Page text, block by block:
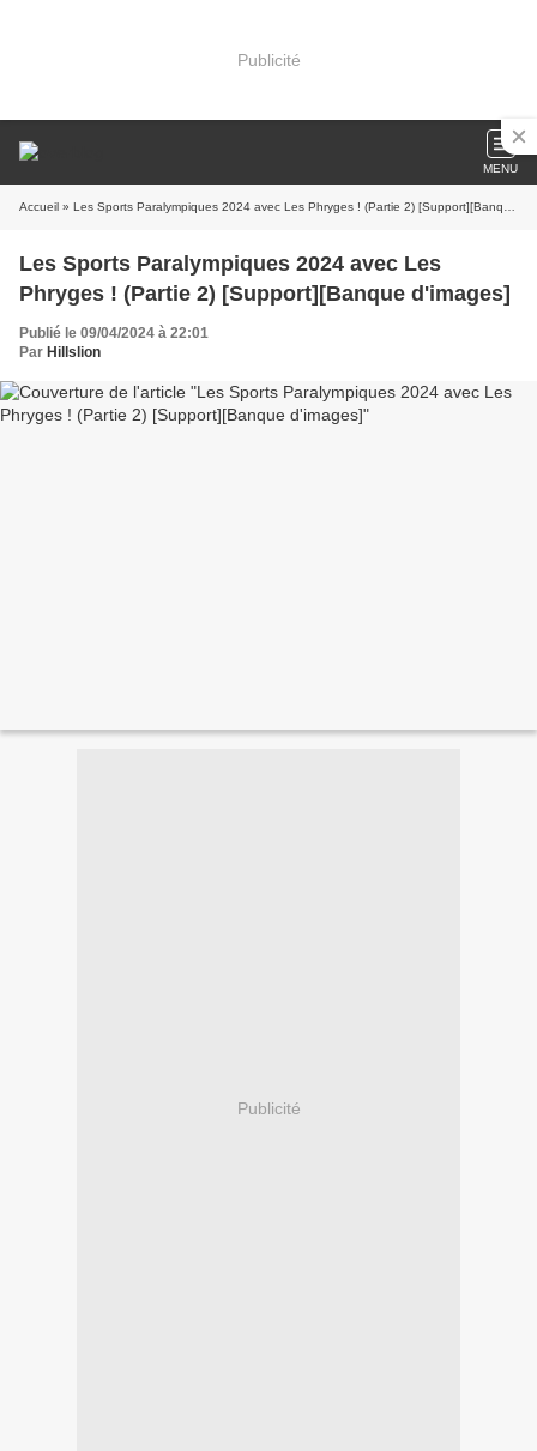
Publicité
MENU
Accueil » Les Sports Paralympiques 2024 avec Les Phryges ! (Partie 2) [Support][Banque d'images]
Les Sports Paralympiques 2024 avec Les
Phryges ! (Partie 2) [Support][Banque d'images]
Publié le 09/04/2024 à 22:01
Par Hillslion
Publicité